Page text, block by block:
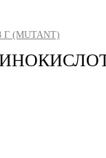
(MUTANT)